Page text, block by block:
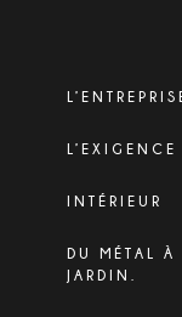
L’EXIGENCE
INTÉRIEUR
DU MÉTAL À
JARDIN.